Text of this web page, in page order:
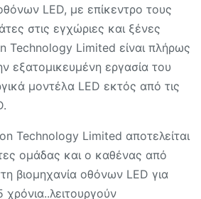
LED, με επίκεντρο τους
στις εγχώριες και ξένες
Technology Limited είναι πλήρως
εξατομικευμένη εργασία του
μοντέλα LED εκτός από τις
Technology Limited αποτελείται
ομάδας και ο καθένας από
βιομηχανία οθόνων LED για